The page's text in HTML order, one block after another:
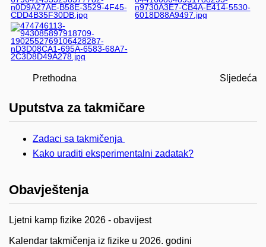
Prethodna Sljedeća
Uputstva za takmičare
Zadaci sa takmičenja
Kako uraditi eksperimentalni zadatak?
Obavještenja
Ljetni kamp fizike 2026 - obavijest
Kalendar takmičenja iz fizike u 2026. godini